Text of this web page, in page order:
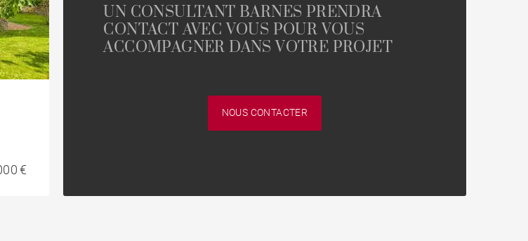
€
UN CONSULTANT BARNES PRENDRA
CONTACT AVEC VOUS POUR VOUS
ACCOMPAGNER DANS VOTRE PROJET
NOUS CONTACTER